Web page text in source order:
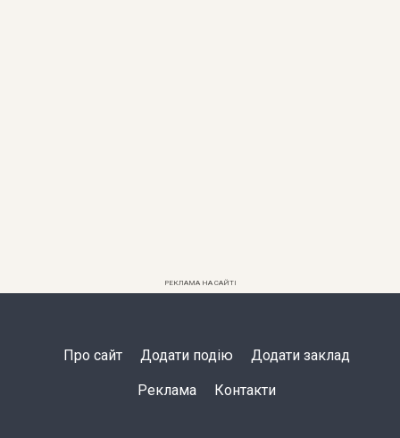
РЕКЛАМА НА САЙТІ
Про сайт Додати подію Додати заклад
Реклама Контакти